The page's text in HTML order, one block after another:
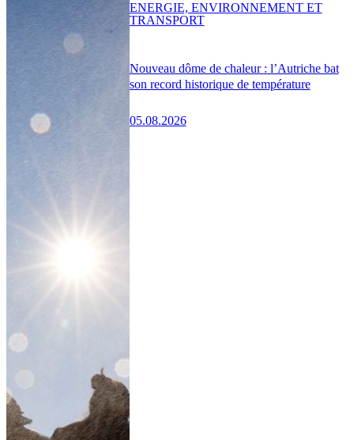
Nouveau dôme de chaleur : l’Autriche bat
son record historique de température
05.08.2026
ENERGIE, ENVIRONNEMENT ET
TRANSPORT